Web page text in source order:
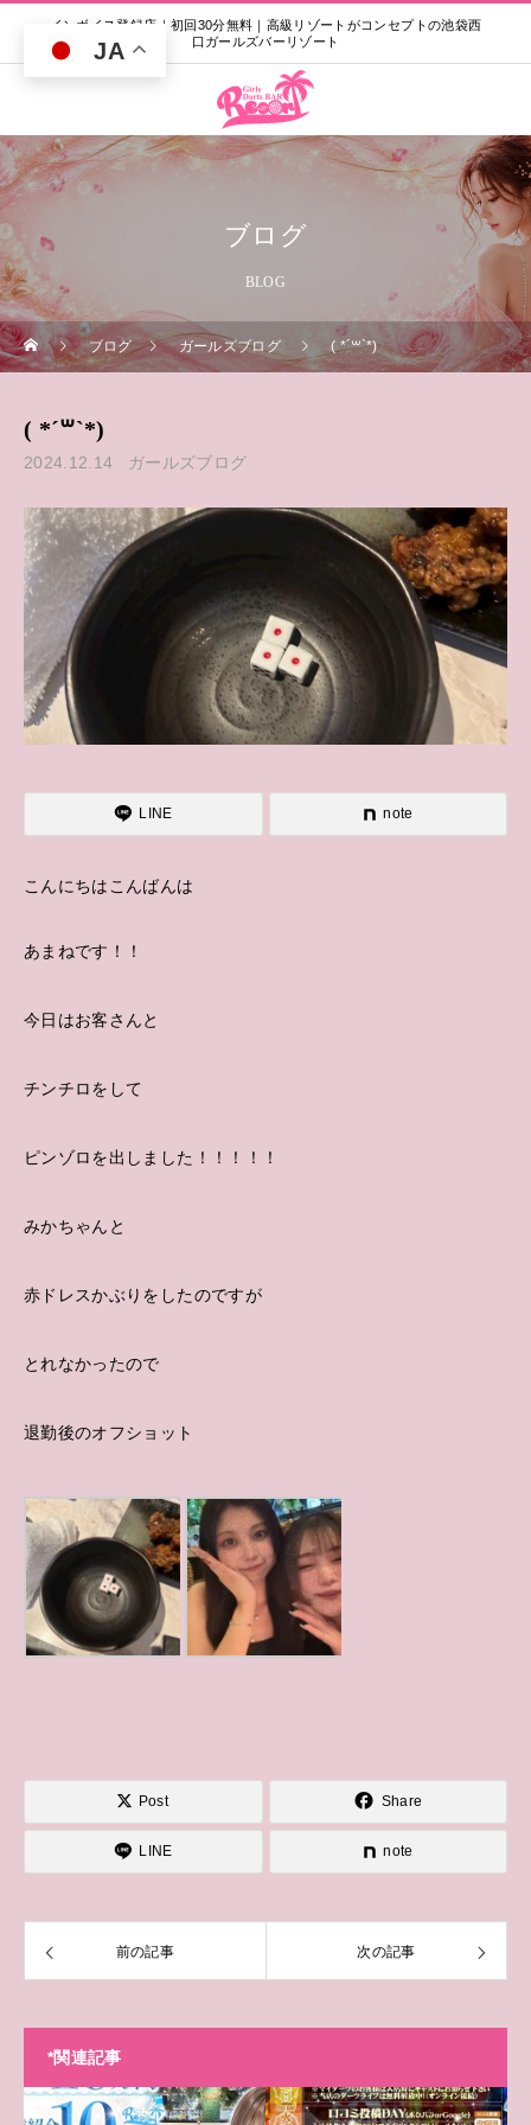
インボイス登録店｜初回30分無料｜高級リゾートがコンセプトの池袋西
口ガールズバーリゾート
ブログ
BLOG
ブログ ガールズブログ ( *´꒳`*)
( *´꒳`*)
2024.12.14 ガールズブログ
LINE note
こんにちはこんばんは
あまねです！！
今日はお客さんと
チンチロをして
ピンゾロを出しました！！！！！
みかちゃんと
赤ドレスかぶりをしたのですが
とれなかったので
退勤後のオフショット
Post Share
LINE note
前の記事 次の記事
*関連記事
JA